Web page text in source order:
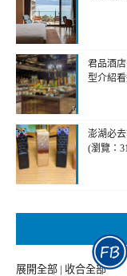
君品酒
型介紹
澎湖必
(瀏覽：
展開全部 | 收合全部